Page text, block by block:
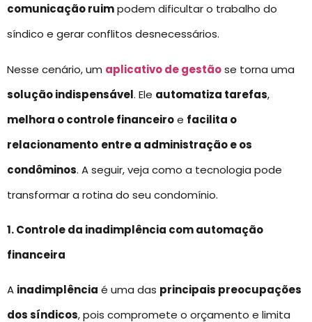
comunicação ruimpodem dificultar o trabalho do
síndico e gerar conflitos desnecessários.
Nesse cenário, um aplicativo de gestãose torna uma
solução indispensável. Ele automatiza tarefas,
melhora o controle financeiroe facilita o
relacionamento entre a administração e os
condôminos. A seguir, veja como a tecnologia pode
transformar a rotina do seu condomínio.
1. Controle da inadimplência com automação
financeira
A inadimplência é uma das principais preocupações
dos síndicos, pois compromete o orçamento e limita